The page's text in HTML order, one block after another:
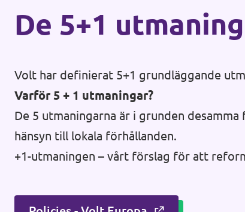
De 5+1
Volt har definierat 5+1 grundläggande
Varför 5 + 1 utmaningar?
De 5 utmaningarna är i grunden
hänsyn till lokala förhållanden.
+1-utmaningen – vårt förslag för att